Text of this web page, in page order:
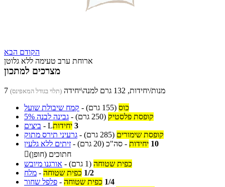
הקודם הבא
ארוחת ערב טעימה ללא גלוטן
מצרכים למתכון
7 מנות/יחידות, 132 גרם למנה\יחידה (תלוי בגודל המאפינס)
קמח שיבולת שועל - כוס (155 גרם)
גבינה לבנה 5% - קופסת פלסטיק (250 גרם)
ביצים - 3 יחידותL
גרעיני תירס מתוק - קופסת שימורים (285 גרם)
זיתים ללא גלעין - 10 יחידות - סה"כ (20 גרם)
חתוכים (חופן)
אורגנו מיובש - כפית שטוחה (1 גרם)
מלח - 1/2 כפית שטוחה
פלפל שחור - 1/4 כפית שטוחה